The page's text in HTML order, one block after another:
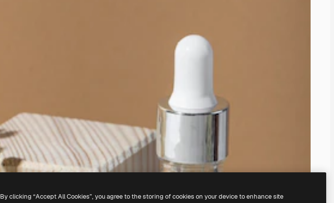
By clicking “Accept All Cookies”, you agree to the storing of cookies on your device to enhance site